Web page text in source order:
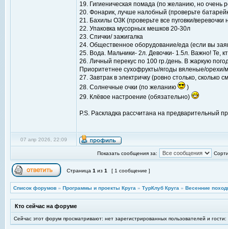
19. Гигиеническая помада (по желанию, но очень
20. Фонарик, лучше налобный (проверьте
21. Бахилы ОЗК (проверьте все пуговки/веревочки
22. Упаковка мусорных мешков 20-30л
23. Спички/ зажигалка
24. Общественное оборудование/еда (если вы
25. Вода. Мальчики- 2л. Девочки- 1.5л. Важно! Те,
26. Личный перекус по 100 гр./день. В жаркую
Приоритетнее сухофрукты/ягоды вяленые/орехи/
27. Завтрак в электричку (ровно столько,
28. Солнечные очки (по желанию
)
29. Клёвое настроение (обязательно)
P.S. Раскладка рассчитана на предварительный
07 апр 2026, 22:09
Показать сообщения за:
Страница 1 из 1 [ 1 сообщение ]
Список форумов » Программы и проекты Круга » ТурКлуб Круга » Весенние
Кто сейчас на форуме
Сейчас этот форум просматривают: нет зарегистрированных пользователей и гости: